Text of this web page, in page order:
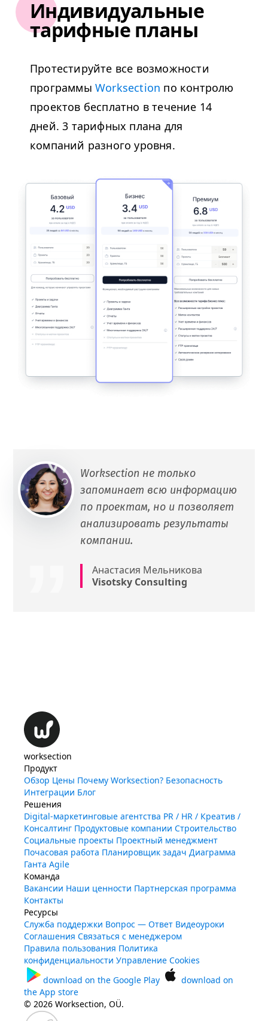
Индивидуальные
тарифные планы
Протестируйте все возможности
программы Worksection по контролю
проектов бесплатно в течение 14
дней. 3 тарифных плана для
компаний разного уровня.
Worksection не только
запоминает всю информацию
по проектам, но и позволяет
анализировать результаты
компании.
Анастасия Мельникова
Visotsky Consulting
worksection
Продукт
Обзор Цены Почему Worksection? Безопасность
Интеграции Блог
Решения
Digital-маркетинговые агентства PR / HR / Креатив /
Консалтинг Продуктовые компании Строительство
Социальные проекты Проектный менеджмент
Почасовая работа Планировщик задач Диаграмма
Ганта Agile
Команда
Вакансии Наши ценности Партнерская программа
Контакты
Ресурсы
Служба поддержки Вопрос — Ответ Видеоуроки
Соглашения Связаться с менеджером
Правила пользования Политика
конфиденциальности Управление Cookies
download on the Google Play
download on
the App store
© 2026 Worksection, OÜ.